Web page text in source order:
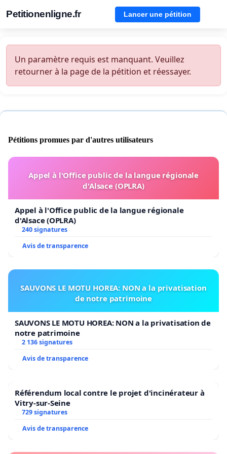
Petitionenligne.fr Lancer une pétition
Un paramètre requis est manquant. Veuillez
retourner à la page de la pétition et réessayer.
Pétitions promues par d'autres utilisateurs
Appel à l'Office public de la langue régionale
d'Alsace (OPLRA)
Appel à l'Office public de la langue régionale
d'Alsace (OPLRA)
240 signatures
Avis de transparence
SAUVONS LE MOTU HOREA: NON a la privatisation
de notre patrimoine
SAUVONS LE MOTU HOREA: NON a la privatisation de
notre patrimoine
2 136 signatures
Avis de transparence
Référendum local contre le projet d'incinérateur à
Vitry-sur-Seine
729 signatures
Avis de transparence